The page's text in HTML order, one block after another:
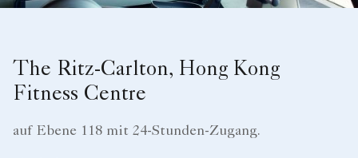
The Ritz-Carlton, Hong Kong
Fitness Centre
auf Ebene 118 mit 24-Stunden-Zugang.